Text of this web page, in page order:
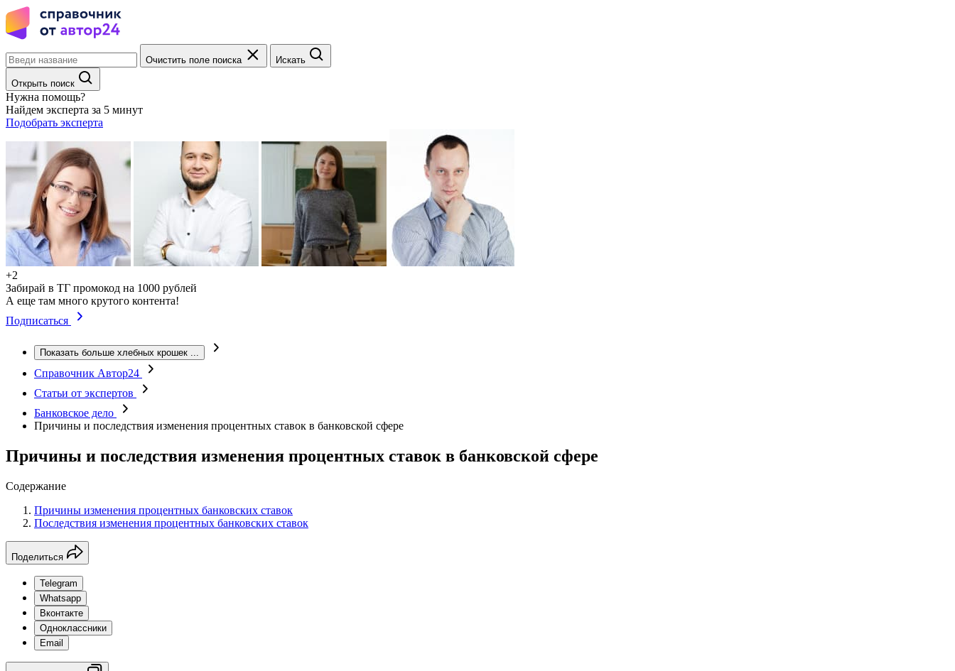
Очистить поле поиска Искать
Открыть поиск
Нужна помощь?
Найдем эксперта за 5 минут
Подобрать эксперта
+2
Забирай в ТГ промокод на 1000 рублей
А еще там много крутого контента!
Подписаться
Показать больше хлебных крошек ...
Справочник Автор24
Статьи от экспертов
Банковское дело
Причины и последствия изменения процентных ставок в банковской сфере
Причины и последствия изменения процентных ставок в банковской сфере
Содержание
Причины изменения процентных банковских ставок
Последствия изменения процентных банковских ставок
Поделиться
Telegram
Whatsapp
Вконтакте
Одноклассники
Email